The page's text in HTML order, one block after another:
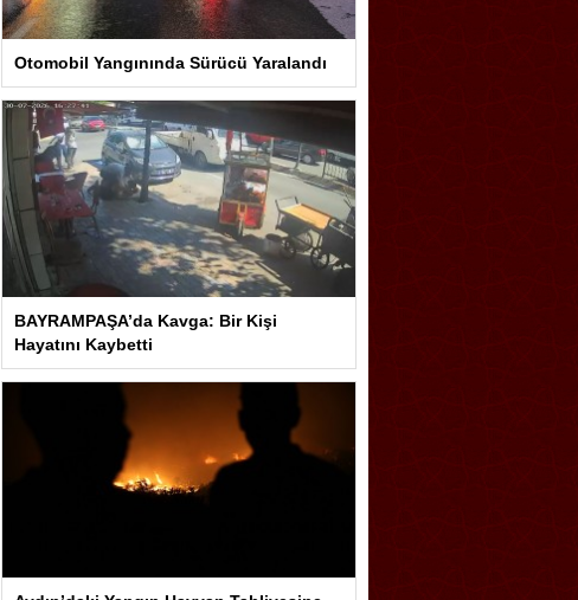
Otomobil Yangınında Sürücü Yaralandı
BAYRAMPAŞA’da Kavga: Bir Kişi
Hayatını Kaybetti